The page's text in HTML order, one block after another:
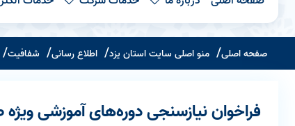
صفحه اصلی منو اصلی سایت استان یزد اطلاع رسانی شفافیت
فراخوان نیازسنجی دوره‌های آموزشی